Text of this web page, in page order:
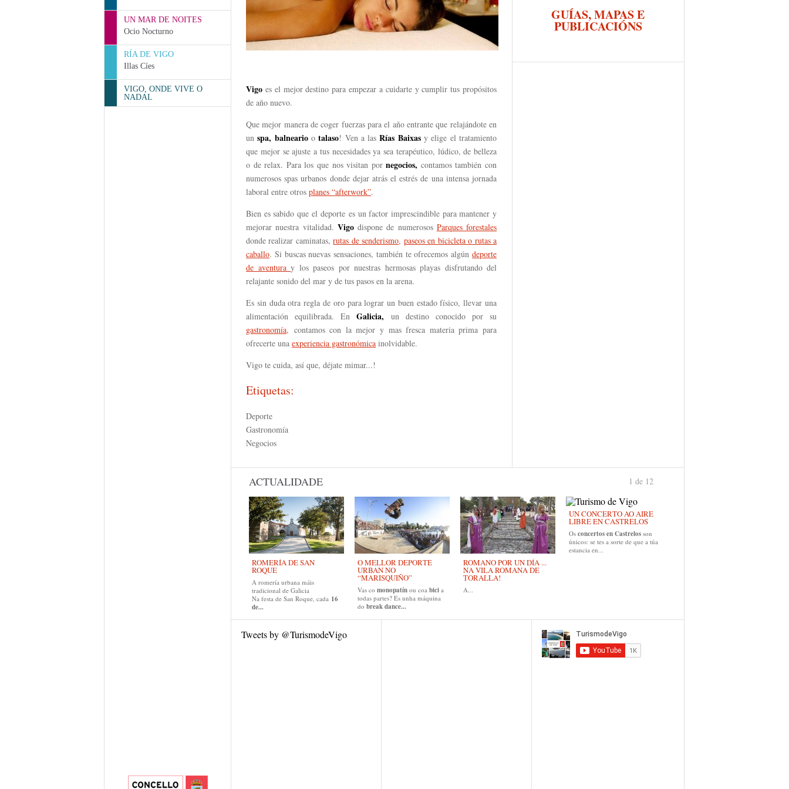
UN MAR DE NOITES
Ocio Nocturno
RÍA DE VIGO
Illas Cíes
VIGO, ONDE VIVE O
NADAL
Vigo es el mejor destino para empezar a cuidarte y cumplir tus propósitos
de año nuevo.
Que mejor manera de coger fuerzas para el año entrante que relajándote en
unspa, balneario otalaso! Ven a lasRías Baixasy elige el tratamiento
que mejor se ajuste a tus necesidades ya sea terapéutico, lúdico, de belleza
o de relax. Para los que nos visitan pornegocios, contamos también con
numerosos spas urbanos donde dejar atrás el estrés de una intensa jornada
laboral entre otros planes “afterwork”.
Bien es sabido que el deporte es un factor imprescindible para mantener y
mejorar nuestra vitalidad. Vigodispone de numerosos Parques forestales
donde realizar caminatas,rutas de senderismo, paseos en bicicleta o rutas a
caballo. Si buscas nuevas sensaciones, también te ofrecemos algún deporte
de aventura y los paseos por nuestras hermosas playas disfrutando del
relajante sonido del mar y de tus pasos en la arena.
Es sin duda otra regla de oro para lograr un buen estado físico, llevar una
alimentación equilibrada. En Galicia, un destino conocido por su
gastronomía, contamos con la mejor y mas fresca materia prima para
ofrecerte una experiencia gastronómica inolvidable.
Vigo te cuida, así que, déjate mimar...!
Etiquetas:
Deporte
Gastronomía
Negocios
GUÍAS, MAPAS E
PUBLICACIÓNS
ACTUALIDADE
ROMERÍA DE SAN
ROQUE
A romería urbana máis
tradicional de Galicia
Na festa de San Roque, cada 16
de...
O MELLOR DEPORTE
URBAN NO
“MARISQUIÑO”
Vas co monopatín ou coa bici a
todas partes? Es unha máquina
do break dance...
ROMANO POR UN DÍA ...
NA VILA ROMANA DE
TORALLA!
A...
UN CONCERTO AO AIRE
LIBRE EN CASTRELOS
Os concertos en Castrelos son
únicos: se tes a sorte de que a túa
estancia en...
1 de 12
Tweets by @TurismodeVigo